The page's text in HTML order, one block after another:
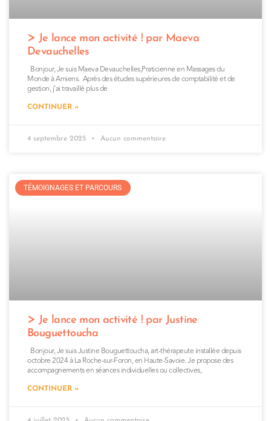
Je lance mon activité ! par Maeva
Devauchelles
Bonjour, Je suis Maeva Devauchelles,Praticienne en Massages du
Monde à Amiens. Après des études supérieures de comptabilité et de
gestion, j’ai travaillé plus de
CONTINUER »
4 septembre 2025 Aucun commentaire
TÉMOIGNAGES ET PARCOURS
Je lance mon activité ! par Justine
Bouguettoucha
Bonjour, Je suis Justine Bouguettoucha, art-thérapeute installée depuis
octobre 2024 à La Roche-sur-Foron, en Haute-Savoie. Je propose des
accompagnements en séances individuelles ou collectives,
CONTINUER »